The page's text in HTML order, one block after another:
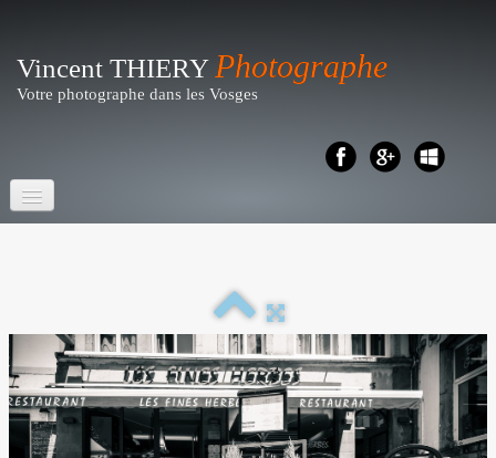
Vincent THIERY Photographe
Votre photographe dans les Vosges
Reportages▼
Business - Entreprises